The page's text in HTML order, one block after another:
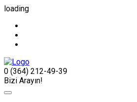
loading
0 (364) 212-49-39
Bizi Arayın!